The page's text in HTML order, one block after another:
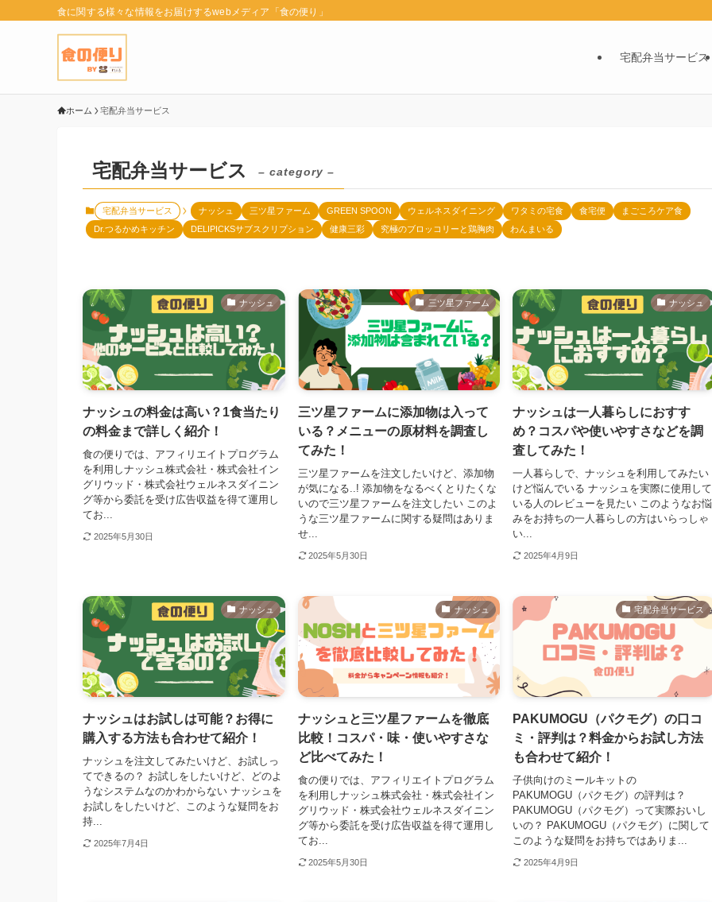
食に関する様々な情報をお届けするwebメディア「食の便り」
宅配弁当サービス
ホーム 宅配弁当サービス
宅配弁当サービス – category –
宅配弁当サービス ナッシュ 三ツ星ファーム GREEN SPOON ウェルネスダイニング ワタミの宅食 食宅便
まごころケア食
Dr.つるかめキッチン
DELIPICKSサブスクリプション 健康三彩 究極のブロッコリーと鶏胸肉 わんまいる
ナッシュ
ナッシュの料金は高い？1食当たり
の料金まで詳しく紹介！
食の便りでは、アフィリエイトプログラム
を利用しナッシュ株式会社・株式会社イン
グリウッド・株式会社ウェルネスダイニン
グ等から委託を受け広告収益を得て運用し
てお...
2025年5月30日
三ツ星ファーム
三ツ星ファームに添加物は入って
いる？メニューの原材料を調査し
てみた！
三ツ星ファームを注文したいけど、添加物
が気になる..! 添加物をなるべくとりたくな
いので三ツ星ファームを注文したい このよ
うな三ツ星ファームに関する疑問はありま
せ...
2025年5月30日
ナッシュ
ナッシュは一人暮らしにおすす
め？コスパや使いやすさなどを調
査してみた！
一人暮らしで、ナッシュを利用してみたい
けど悩んでいる ナッシュを実際に使用して
いる人のレビューを見たい このようなお悩
みをお持ちの一人暮らしの方はいらっしゃ
い...
2025年4月9日
ナッシュ
ナッシュはお試しは可能？お得に
購入する方法も合わせて紹介！
ナッシュを注文してみたいけど、お試しっ
てできるの？ お試しをしたいけど、どのよ
うなシステムなのかわからない ナッシュを
お試しをしたいけど、このような疑問をお
持...
2025年7月4日
ナッシュ
ナッシュと三ツ星ファームを徹底
比較！コスパ・味・使いやすさな
ど比べてみた！
食の便りでは、アフィリエイトプログラム
を利用しナッシュ株式会社・株式会社イン
グリウッド・株式会社ウェルネスダイニン
グ等から委託を受け広告収益を得て運用し
てお...
2025年5月30日
宅配弁当サービス
PAKUMOGU（パクモグ）の口コ
ミ・評判は？料金からお試し方法
も合わせて紹介！
子供向けのミールキットの
PAKUMOGU（パクモグ）の評判は？
PAKUMOGU（パクモグ）って実際おいし
いの？ PAKUMOGU（パクモグ）に関して
このような疑問をお持ちではありま...
2025年4月9日